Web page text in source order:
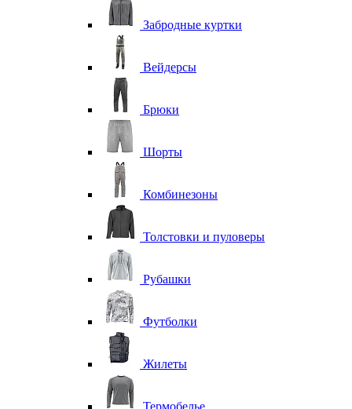
Забродные куртки
Вейдерсы
Брюки
Шорты
Комбинезоны
Толстовки и пуловеры
Рубашки
Футболки
Жилеты
Термобелье